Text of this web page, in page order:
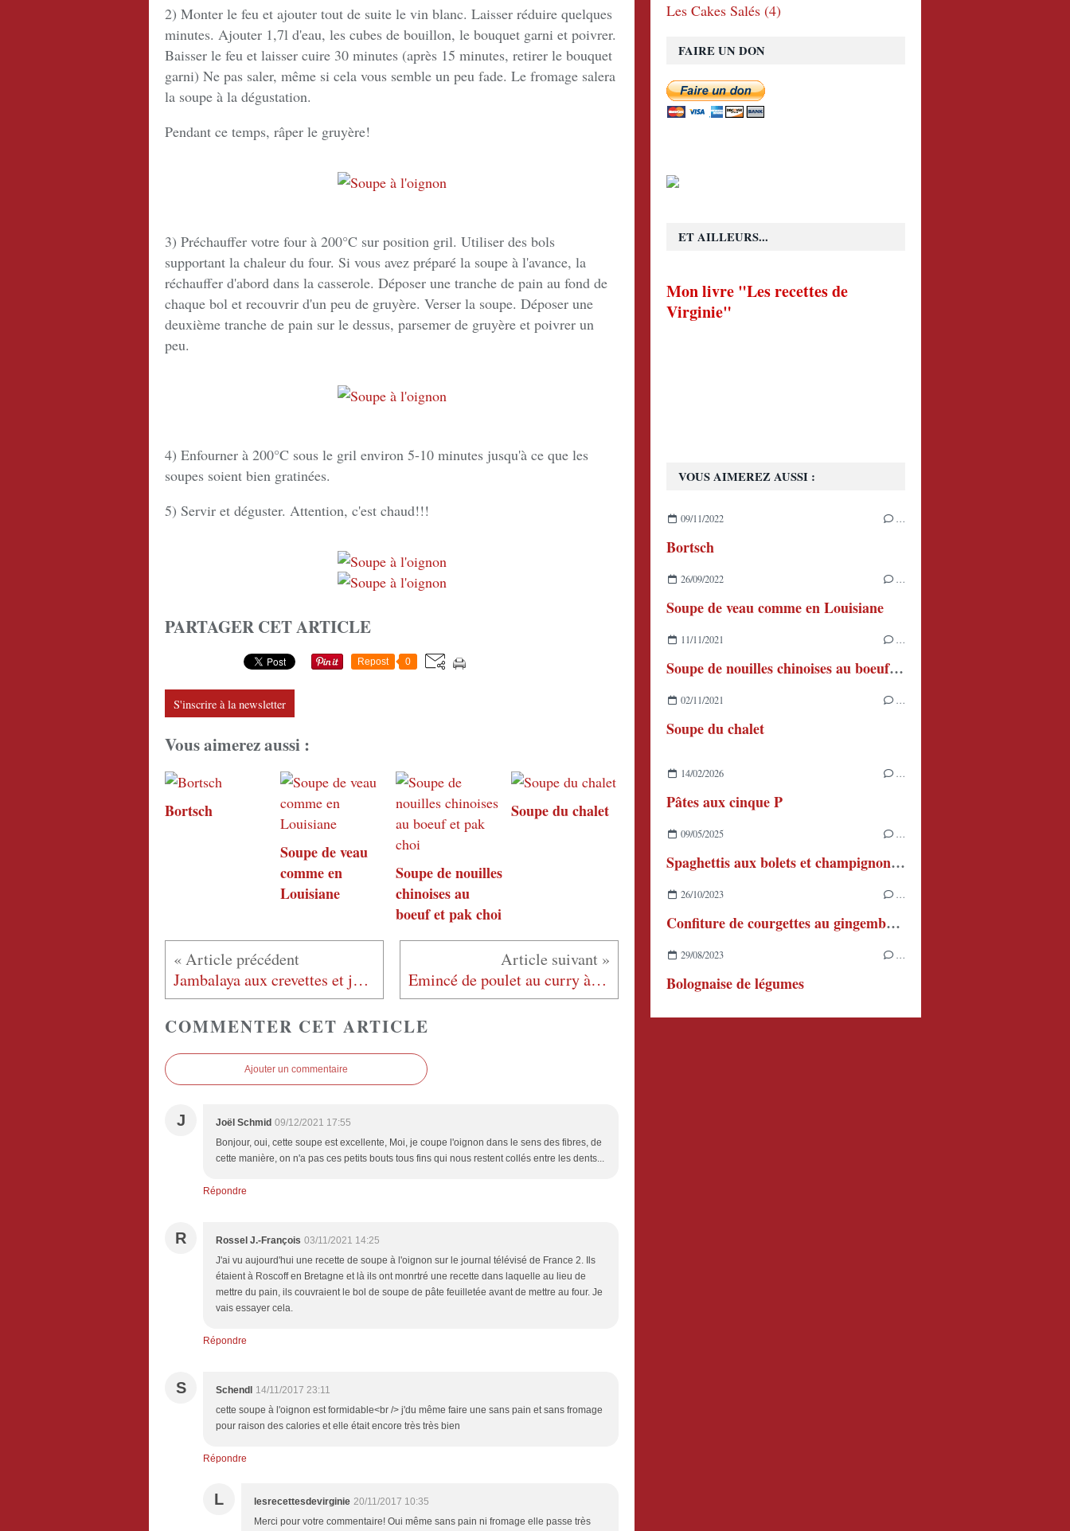
2) Monter le feu et ajouter tout de suite le vin blanc. Laisser réduire quelques
minutes. Ajouter 1,7l d'eau, les cubes de bouillon, le bouquet garni et poivrer.
Baisser le feu et laisser cuire 30 minutes (après 15 minutes, retirer le bouquet
garni) Ne pas saler, même si cela vous semble un peu fade. Le fromage salera
la soupe à la dégustation.
Pendant ce temps, râper le gruyère!
3) Préchauffer votre four à 200°C sur position gril. Utiliser des bols
supportant la chaleur du four. Si vous avez préparé la soupe à l'avance, la
réchauffer d'abord dans la casserole. Déposer une tranche de pain au fond de
chaque bol et recouvrir d'un peu de gruyère. Verser la soupe. Déposer une
deuxième tranche de pain sur le dessus, parsemer de gruyère et poivrer un
peu.
4) Enfourner à 200°C sous le gril environ 5-10 minutes jusqu'à ce que les
soupes soient bien gratinées.
5) Servir et déguster. Attention, c'est chaud!!!
PARTAGER CET ARTICLE
Repost 0
S'inscrire à la newsletter
Vous aimerez aussi :
Bortsch
Soupe de veau
comme en
Louisiane
Soupe de nouilles
chinoises au
boeuf et pak choi
Soupe du chalet
Jambalaya aux crevettes et jambon Emincé de poulet au curry à ma façon
COMMENTER CET ARTICLE
Ajouter un commentaire
J Joël Schmid 09/12/2021 17:55
Bonjour, oui, cette soupe est excellente, Moi, je coupe l'oignon dans le sens des fibres, de
cette manière, on n'a pas ces petits bouts tous fins qui nous restent collés entre les dents...
Répondre
R Rossel J.-François 03/11/2021 14:25
J'ai vu aujourd'hui une recette de soupe à l'oignon sur le journal télévisé de France 2. Ils
étaient à Roscoff en Bretagne et là ils ont monrtré une recette dans laquelle au lieu de
mettre du pain, ils couvraient le bol de soupe de pâte feuilletée avant de mettre au four. Je
vais essayer cela.
Répondre
S Schendl
14/11/2017 23:11
cette soupe à l'oignon est formidable<br /> j'du même faire une sans pain et sans fromage
pour raison des calories et elle était encore très très bien
Répondre
L lesrecettesdevirginie 20/11/2017 10:35
Merci pour votre commentaire! Oui même sans pain ni fromage elle passe très
VOUS AIMEREZ AUSSI :
09/11/2022 …
Bortsch
26/09/2022 …
Soupe de veau comme en Louisiane
11/11/2021 …
Soupe de nouilles chinoises au boeuf et pak choi
02/11/2021 …
Soupe du chalet
14/02/2026 …
Pâtes aux cinque P
09/05/2025 …
Spaghettis aux bolets et champignons de Paris
26/10/2023 …
Confiture de courgettes au gingembre et au citron
29/08/2023 …
Bolognaise de légumes
Les Cakes Salés (4)
FAIRE UN DON
ET AILLEURS...
Mon livre "Les recettes de
Virginie"